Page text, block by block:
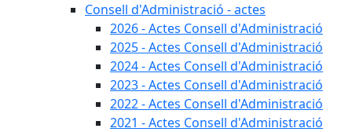
Consell d'Administració - actes
2026 - Actes Consell d'Administració
2025 - Actes Consell d'Administració
2024 - Actes Consell d'Administració
2023 - Actes Consell d'Administració
2022 - Actes Consell d'Administració
2021 - Actes Consell d'Administració